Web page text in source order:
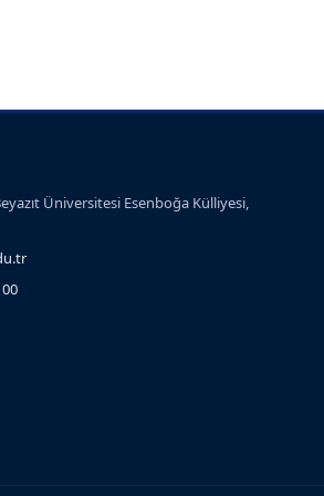
Üniversitesi Esenboğa Külliyesi,